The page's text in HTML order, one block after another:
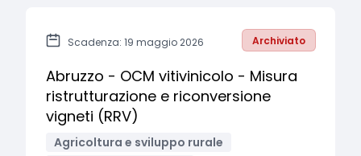
Scadenza: 19 maggio 2026 Archiviato
Abruzzo - OCM vitivinicolo - Misura
ristrutturazione e riconversione
vigneti (RRV)
Agricoltura e sviluppo rurale